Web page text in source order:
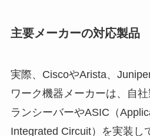
主要メーカーの対応製品
実際、CiscoやArista、
ワーク機器メーカーは、自
ランシーバーやASIC（
Integrated Circuit）を実装し